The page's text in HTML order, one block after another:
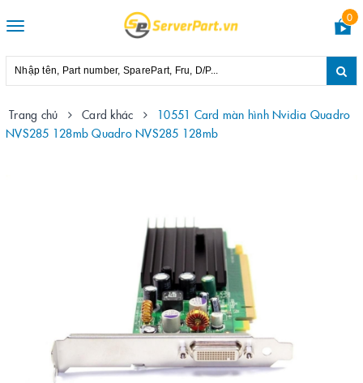
Toggle
0
Trang chủ Card khác
10551 Card màn hình Nvidia Quadro
NVS285 128mb Quadro NVS285 128mb